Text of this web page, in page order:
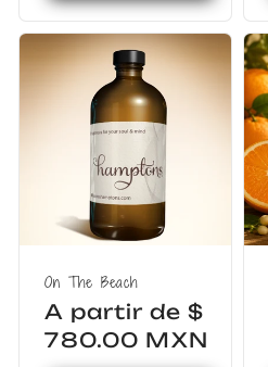
On The Beach
Precio
habitual
A partir de $
780.00 MXN